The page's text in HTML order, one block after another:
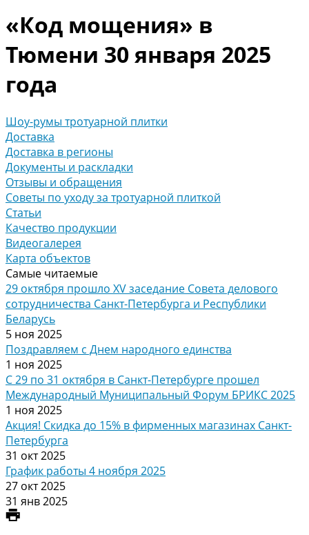
«Код мощения» в
Тюмени 30 января 2025
года
Шоу-румы тротуарной плитки
Доставка
Доставка в регионы
Документы и раскладки
Отзывы и обращения
Советы по уходу за тротуарной плиткой
Статьи
Качество продукции
Видеогалерея
Карта объектов
Самые читаемые
29 октября прошло XV заседание Совета делового
сотрудничества Санкт-Петербурга и Республики
Беларусь
5 ноя 2025
Поздравляем с Днем народного единства
1 ноя 2025
С 29 по 31 октября в Санкт-Петербурге прошел
Международный Муниципальный Форум БРИКС 2025
1 ноя 2025
Акция! Скидка до 15% в фирменных магазинах Санкт-
Петербурга
31 окт 2025
График работы 4 ноября 2025
27 окт 2025
31 янв 2025